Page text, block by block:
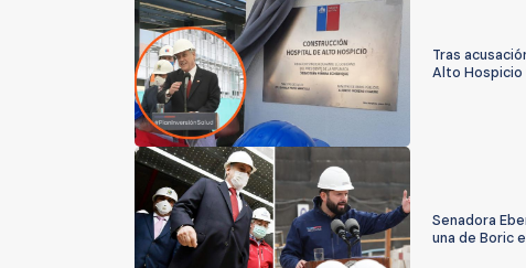
Tras
Alto Hospicio
Senadora
una de Boric